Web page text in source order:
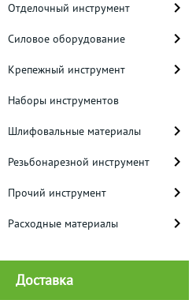
Отделочный инструмент
Силовое оборудование
Крепежный инструмент
Наборы инструментов
Шлифовальные материалы
Резьбонарезной инструмент
Прочий инструмент
Расходные материалы
Доставка